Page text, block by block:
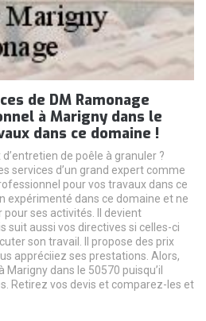
de DM Ramonage
à Marigny dans le
dans ce domaine !
de poêle à granuler ?
services d’un grand expert comme
pour vos travaux dans ce
expérimenté dans ce domaine et ne
pour ses activités. Il devient
suit aussi vos directives si celles-ci
son travail. Il propose des prix
appréciiez ses prestations. Alors,
dans le 50570 puisqu’il
Retirez vos devis et comparez-les et